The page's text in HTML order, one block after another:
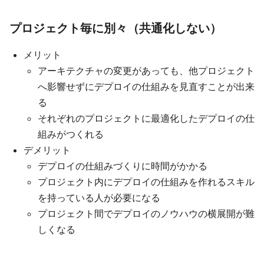
プロジェクト毎に別々（共通化しない）
メリット
アーキテクチャの変更があっても、他プロジェクト
へ影響せずにデプロイの仕組みを見直すことが出来
る
それぞれのプロジェクトに最適化したデプロイの仕
組みがつくれる
デメリット
デプロイの仕組みづくりに時間がかかる
プロジェクト内にデプロイの仕組みを作れるスキル
を持っている人が必要になる
プロジェクト間でデプロイのノウハウの横展開が難
しくなる